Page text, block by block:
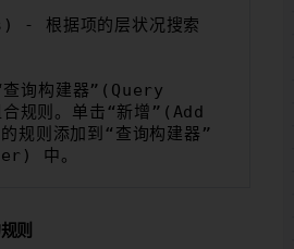
- 根据项的层状况搜索
查询构建器”(Query
则。单击“新增”(Add
规则添加到“查询构建器”
中。
则